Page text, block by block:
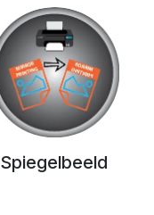
Spiegelbeeld